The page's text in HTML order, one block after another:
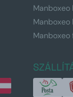
Manboxeo
Manboxeo
Manboxeo